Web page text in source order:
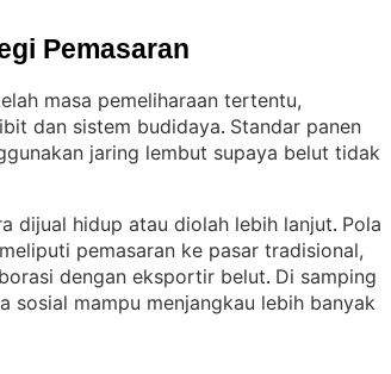
Pemasaran
masa pemeliharaan tertentu,
dan sistem budidaya. Standar panen
jaring lembut supaya belut tidak
dijual hidup atau diolah lebih lanjut. Pola
pemasaran ke pasar tradisional,
dengan eksportir belut. Di samping
sosial mampu menjangkau lebih banyak